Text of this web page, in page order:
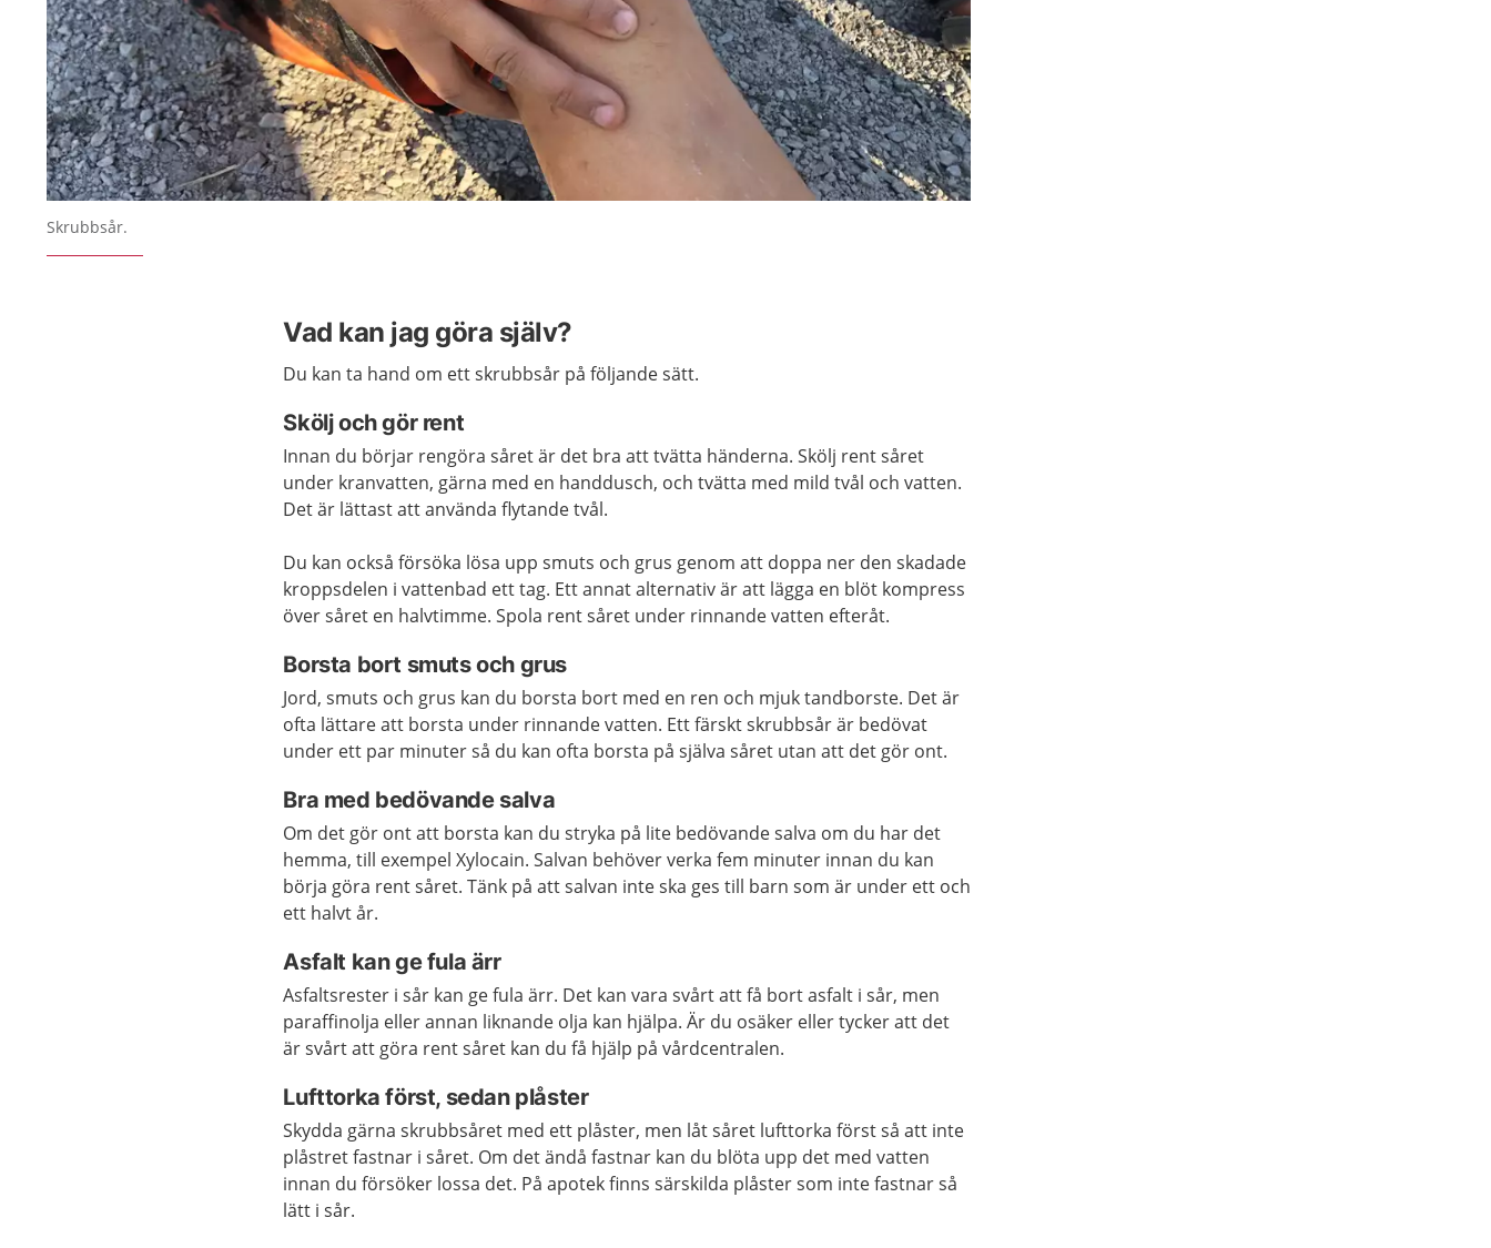
Skrubbsår.
Vad kan jag göra själv?
Du kan ta hand om ett skrubbsår på följande sätt.
Skölj och gör rent
Innan du börjar rengöra såret är det bra att tvätta händerna. Skölj rent såret
under kranvatten, gärna med en handdusch, och tvätta med mild tvål och vatten.
Det är lättast att använda flytande tvål.
Du kan också försöka lösa upp smuts och grus genom att doppa ner den skadade
kroppsdelen i vattenbad ett tag. Ett annat alternativ är att lägga en blöt kompress
över såret en halvtimme. Spola rent såret under rinnande vatten efteråt.
Borsta bort smuts och grus
Jord, smuts och grus kan du borsta bort med en ren och mjuk tandborste. Det är
ofta lättare att borsta under rinnande vatten. Ett färskt skrubbsår är bedövat
under ett par minuter så du kan ofta borsta på själva såret utan att det gör ont.
Bra med bedövande salva
Om det gör ont att borsta kan du stryka på lite bedövande salva om du har det
hemma, till exempel Xylocain. Salvan behöver verka fem minuter innan du kan
börja göra rent såret. Tänk på att salvan inte ska ges till barn som är under ett och
ett halvt år.
Asfalt kan ge fula ärr
Asfaltsrester i sår kan ge fula ärr. Det kan vara svårt att få bort asfalt i sår, men
paraffinolja eller annan liknande olja kan hjälpa. Är du osäker eller tycker att det
är svårt att göra rent såret kan du få hjälp på vårdcentralen.
Lufttorka först, sedan plåster
Skydda gärna skrubbsåret med ett plåster, men låt såret lufttorka först så att inte
plåstret fastnar i såret. Om det ändå fastnar kan du blöta upp det med vatten
innan du försöker lossa det. På apotek finns särskilda plåster som inte fastnar så
lätt i sår.